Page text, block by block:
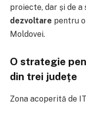
proiecte, dar și de a
dezvoltare pentru
Moldovei.
O strategie
din trei județe
Zona acoperită de